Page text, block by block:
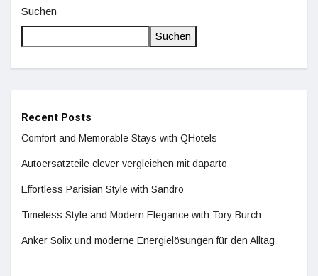
Suchen
Suchen
Recent Posts
Comfort and Memorable Stays with QHotels
Autoersatzteile clever vergleichen mit daparto
Effortless Parisian Style with Sandro
Timeless Style and Modern Elegance with Tory Burch
Anker Solix und moderne Energielösungen für den Alltag